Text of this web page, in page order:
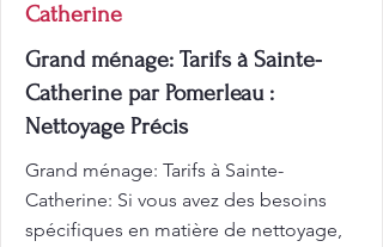
Catherine
Grand ménage: Tarifs à Sainte-
Catherine par Pomerleau :
Nettoyage Précis
Grand ménage: Tarifs à Sainte-
Catherine: Si vous avez des besoins
spécifiques en matière de nettoyage,